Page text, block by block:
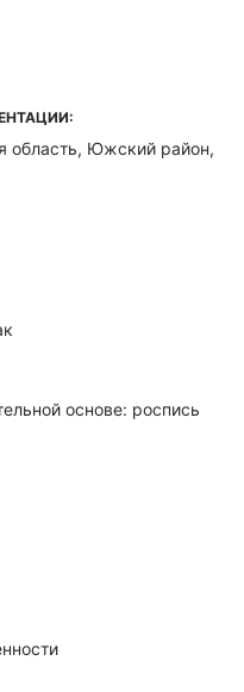
область, Южский район,
основе: роспись